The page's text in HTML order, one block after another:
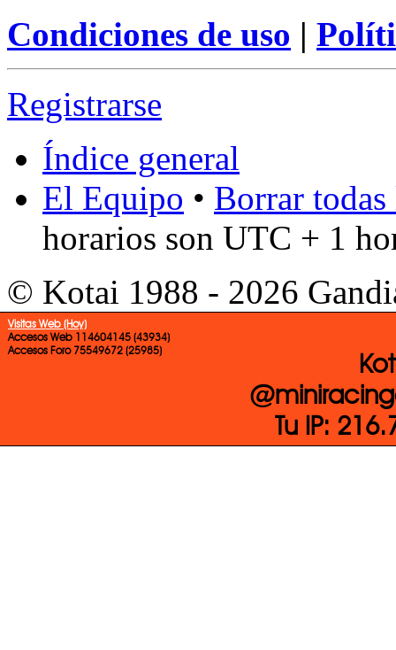
Condiciones de uso |
Registrarse
Índice general
El Equipo • Borrar
horarios son UTC + 1
© Kotai 1988 - 2026
Visitas Web (Hoy)
Accesos Web 114604145 (43934)
Accesos Foro 75549672 (25985)
Tu IP: